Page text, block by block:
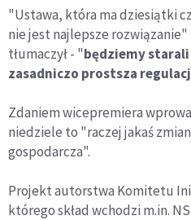
"Ustawa, która ma dziesiątki
nie jest najlepsze rozwiązanie"
tłumaczył - "będziemy starali
zasadniczo prostsza
Zdaniem wicepremiera
niedziele to "raczej jakaś
gospodarcza".
Projekt autorstwa Komitetu
którego skład wchodzi m.in.